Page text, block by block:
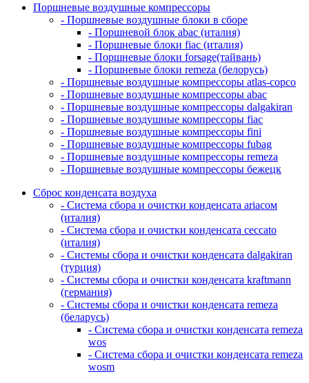
Поршневые воздушные компрессоры
- Поршневые воздушные блоки в сборе
- Поршневой блок abac (италия)
- Поршневые блоки fiac (италия)
- Поршневые блоки forsage(тайвань)
- Поршневые блоки remeza (белорусь)
- Поршневые воздушные компрессоры atlas-copco
- Поршневые воздушные компрессоры abac
- Поршневые воздушные компрессоры dalgakiran
- Поршневые воздушные компрессоры fiac
- Поршневые воздушные компрессоры fini
- Поршневые воздушные компрессоры fubag
- Поршневые воздушные компрессоры remeza
- Поршневые воздушные компрессоры бежецк
Сброс конденсата воздуха
- Система сбора и очистки конденсата ariacом
(италия)
- Система сбора и очистки конденсата ceccato
(италия)
- Системы сбора и очистки конденсата dalgakiran
(турция)
- Системы сбора и очистки конденсата kraftmann
(германия)
- Системы сбора и очистки конденсата remeza
(беларусь)
- Система сбора и очистки конденсата remeza
wos
- Система сбора и очистки конденсата remeza
wosm